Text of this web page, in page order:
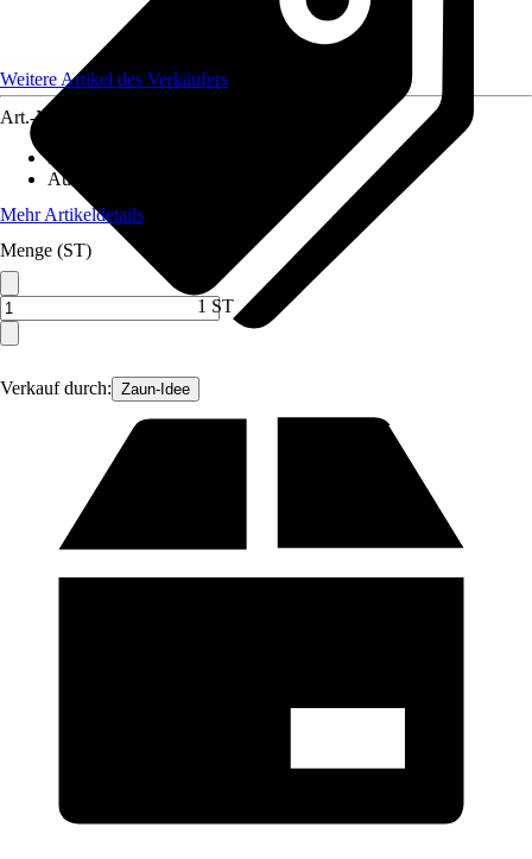
Verkauf durch: Zaun-Idee
Weitere Artikel des Verkäufers
Art.-Nr.
Material
Ausführung
Mehr Artikeldetails
Menge (ST)
1 ST